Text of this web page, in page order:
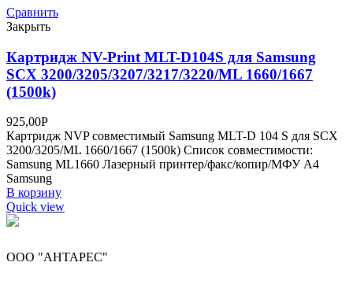
Сравнить
Закрыть
Картридж NV-Print MLT-D104S для Samsung
SCX 3200/3205/3207/3217/3220/ML 1660/1667
(1500k)
925,00Р
Картридж NVP совместимый Samsung MLT-D 104 S для SCX
3200/3205/ML 1660/1667 (1500k) Список совместимости:
Samsung ML1660 Лазерный принтер/факс/копир/МФУ A4
Samsung
В корзину
Quick view
ООО "АНТАРЕС"